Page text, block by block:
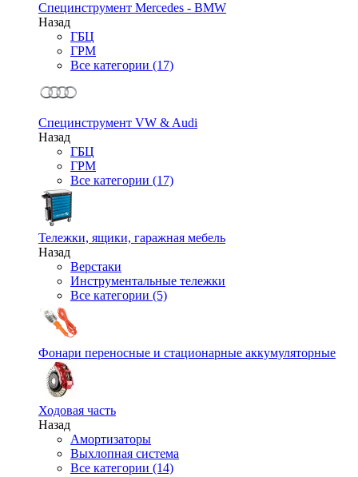
Специнструмент Mercedes - BMW
Назад
ГБЦ
ГРМ
Все категории (17)
Специнструмент VW & Audi
Назад
ГБЦ
ГРМ
Все категории (17)
Тележки, ящики, гаражная мебель
Назад
Верстаки
Инструментальные тележки
Все категории (5)
Фонари переносные и стационарные аккумуляторные
Ходовая часть
Назад
Амортизаторы
Выхлопная система
Все категории (14)